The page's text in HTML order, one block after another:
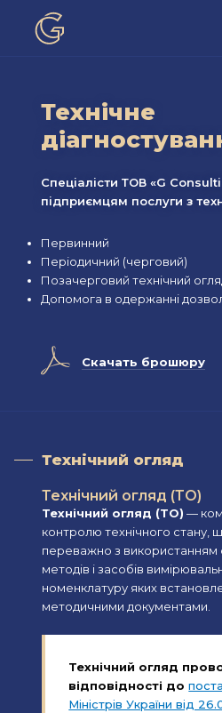
Технічне
Спеціалісти ТОВ «G
підприємцям послуги з
Первинний
Періодичний (черговий)
Позачерговий технічний
Допомога в одержанні
A Скачать брошюру
Технічний огляд
Технічний огляд (ТО)
Технічний огляд (ТО) —
контролю технічного стану,
переважно з використанням
методів і засобів
номенклатуру яких
методичними документами.
Технічний огляд
відповідності до
Міністрів України від